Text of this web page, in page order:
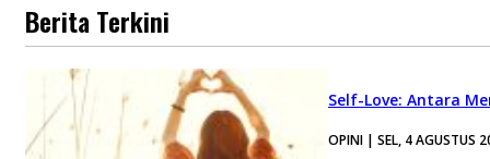
Berita Terkini
Self-Love: Antara
OPINI | SEL, 4 AGUSTUS